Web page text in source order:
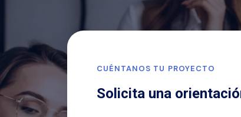
CUÉNTANOS TU PROYECTO
Solicita una